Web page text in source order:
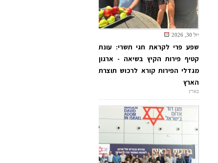
יול 30, 2026
שפע פרי לקראת חגי תשרי: עונת
קטיף פירות הקיץ בשיאה - ארגון
מגדלי הפירות קורא לרכוש תוצרת
הארץ
בארץ